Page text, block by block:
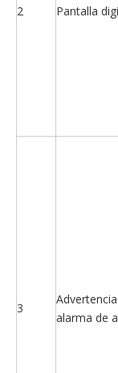
2 Pantalla
3
alarma de